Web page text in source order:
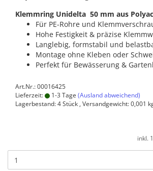
Klemmring Unidelta 50 mm aus
Für PE-Rohre und
Hohe Festigkeit & präzise
Langlebig, formstabil und
Montage ohne Kleben oder
Perfekt für Bewässerung &
Art.Nr.: 00016425
Lieferzeit:
1-3 Tage (Ausland abweichend)
Lagerbestand: 4 Stück , Versandgewicht:0,001
inkl.